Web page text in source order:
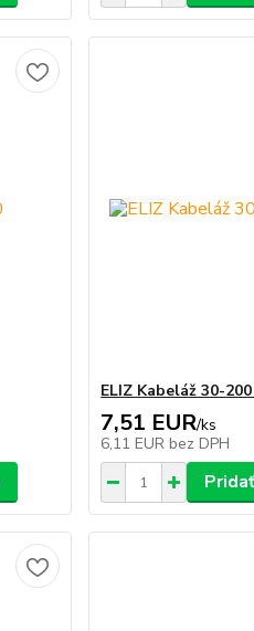
ELIZ Kabeláž 30-
7,51 EUR/ks
6,11 EUR bez DPH